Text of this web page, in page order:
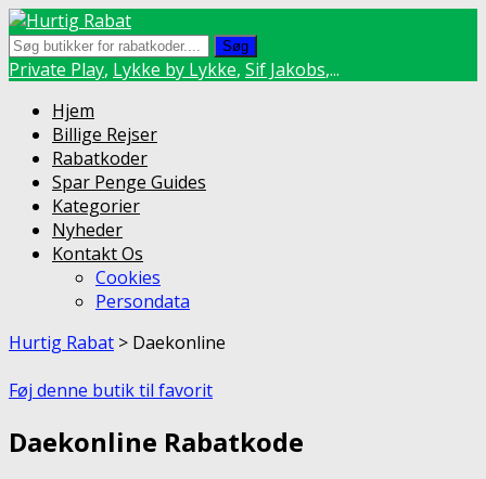
Søg
Private Play, Lykke by Lykke, Sif Jakobs,...
Skip
content
Hjem
Billige Rejser
Rabatkoder
Spar Penge Guides
Kategorier
Nyheder
Kontakt Os
Cookies
Persondata
Hurtig Rabat > Daekonline
Føj denne butik til favorit
Daekonline Rabatkode